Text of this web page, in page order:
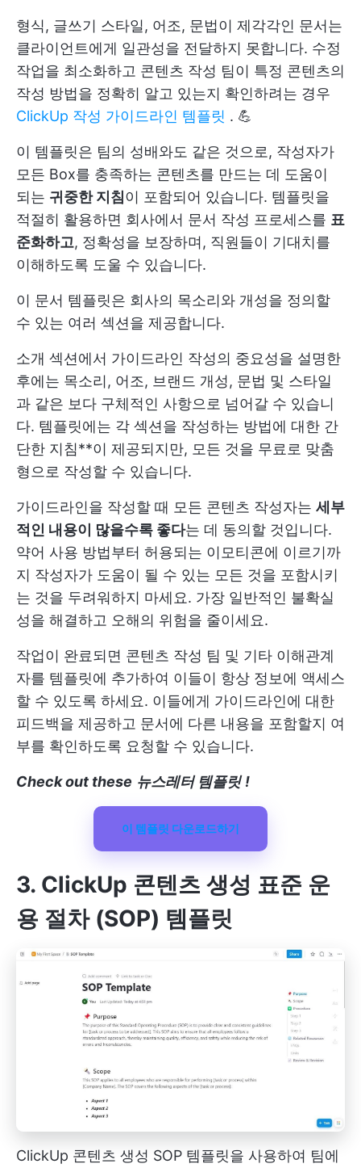
형식, 글쓰기 스타일, 어조, 문법이 제각각인 문서는
클라이언트에게 일관성을 전달하지 못합니다. 수정
작업을 최소화하고 콘텐츠 작성 팀이 특정 콘텐츠의
작성 방법을 정확히 알고 있는지 확인하려는 경우
ClickUp 작성 가이드라인 템플릿 . 💪
이 템플릿은 팀의 성배와도 같은 것으로, 작성자가
모든 Box를 충족하는 콘텐츠를 만드는 데 도움이
되는 귀중한 지침이 포함되어 있습니다. 템플릿을
적절히 활용하면 회사에서 문서 작성 프로세스를 표
준화하고, 정확성을 보장하며, 직원들이 기대치를
이해하도록 도울 수 있습니다.
이 문서 템플릿은 회사의 목소리와 개성을 정의할
수 있는 여러 섹션을 제공합니다.
소개 섹션에서 가이드라인 작성의 중요성을 설명한
후에는 목소리, 어조, 브랜드 개성, 문법 및 스타일
과 같은 보다 구체적인 사항으로 넘어갈 수 있습니
다. 템플릿에는 각 섹션을 작성하는 방법에 대한 간
단한 지침**이 제공되지만, 모든 것을 무료로 맞춤
형으로 작성할 수 있습니다.
가이드라인을 작성할 때 모든 콘텐츠 작성자는 세부
적인 내용이 많을수록 좋다는 데 동의할 것입니다.
약어 사용 방법부터 허용되는 이모티콘에 이르기까
지 작성자가 도움이 될 수 있는 모든 것을 포함시키
는 것을 두려워하지 마세요. 가장 일반적인 불확실
성을 해결하고 오해의 위험을 줄이세요.
작업이 완료되면 콘텐츠 작성 팀 및 기타 이해관계
자를 템플릿에 추가하여 이들이 항상 정보에 액세스
할 수 있도록 하세요. 이들에게 가이드라인에 대한
피드백을 제공하고 문서에 다른 내용을 포함할지 여
부를 확인하도록 요청할 수 있습니다.
Check out these 뉴스레터 템플릿 !
이 템플릿 다운로드하기
3. ClickUp 콘텐츠 생성 표준 운
용 절차 (SOP) 템플릿
ClickUp 콘텐츠 생성 SOP 템플릿을 사용하여 팀에